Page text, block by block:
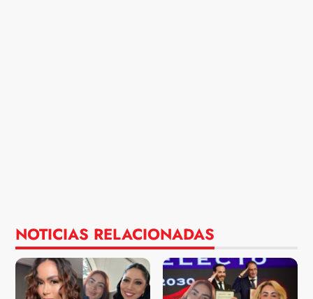
NOTICIAS RELACIONADAS